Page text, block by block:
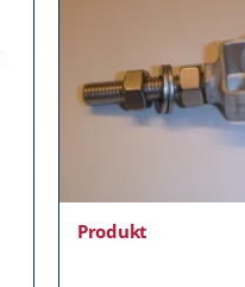
Produkt